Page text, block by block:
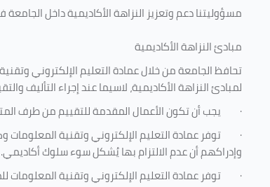
مسؤوليتنا دعم وتعزيز النزاهة الأكاديمية داخل
مبادئ النزاهة الأكاديمية
تحافظ الجامعة من خلال عمادة التعليم الإلكتروني
لمبادئ النزاهة الأكاديمية، لاسيما عند إجراء التأليف
· يجب أن تكون الأعمال المقدمة للتقييم من طرف
· توفر عمادة التعليم الإلكتروني وتقنية
وإدراكهم أن عدم الالتزام بها يُشكل سوء سلوك أكاديمي.
· توفر عمادة التعليم الإلكتروني وتقنية المعلومات